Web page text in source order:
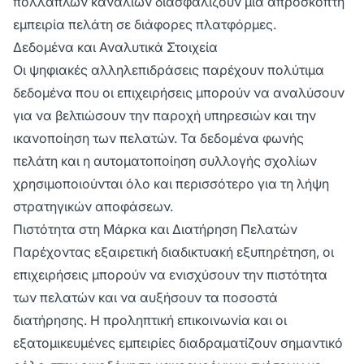
εμπειρία πελάτη σε διάφορες πλατφόρμες.
Δεδομένα και Αναλυτικά Στοιχεία
Οι ψηφιακές αλληλεπιδράσεις παρέχουν πολύτιμα
δεδομένα που οι επιχειρήσεις μπορούν να αναλύσουν
για να βελτιώσουν την παροχή υπηρεσιών και την
ικανοποίηση των πελατών. Τα δεδομένα φωνής
πελάτη και η αυτοματοποίηση συλλογής σχολίων
χρησιμοποιούνται όλο και περισσότερο για τη λήψη
στρατηγικών αποφάσεων.
Πιστότητα στη Μάρκα και Διατήρηση Πελατών
Παρέχοντας εξαιρετική διαδικτυακή εξυπηρέτηση, οι
επιχειρήσεις μπορούν να ενισχύσουν την πιστότητα
των πελατών και να αυξήσουν τα ποσοστά
διατήρησης. Η προληπτική επικοινωνία και οι
εξατομικευμένες εμπειρίες διαδραματίζουν σημαντικό